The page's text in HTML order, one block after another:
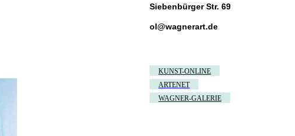
Siebenbürger Str. 69
ol@wagnerart.de
KUNST-ONLINE
ARTENET
WAGNER-GALERIE